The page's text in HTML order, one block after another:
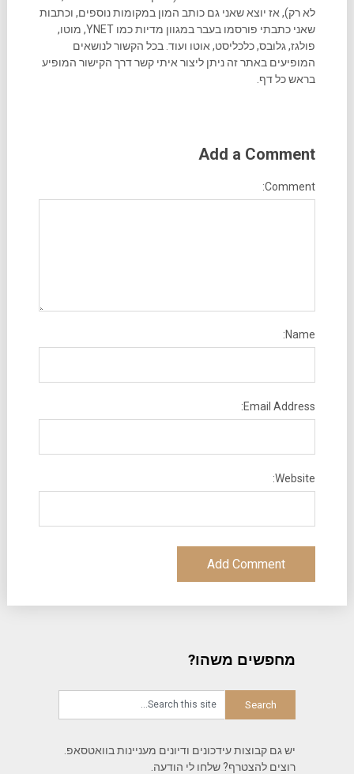
לא רק), אז יוצא שאני גם כותב המון במקומות נוספים, וכתבות
שאני כתבתי פורסמו בעבר במגוון מדיות כמו YNET, מוטו,
פולגז, גלובס, כלכליסט, אוטו ועוד. בכל הקשור לנושאים
המופיעים באתר זה ניתן ליצור איתי קשר דרך הקישור המופיע
בראש כל דף.
Add a Comment
Comment:
Name:
Email Address:
Website:
מחפשים משהו?
יש גם קבוצות עידכונים ודיונים מעניינות בוואטסאפ.
רוצים להצטרף? שלחו לי הודעה.